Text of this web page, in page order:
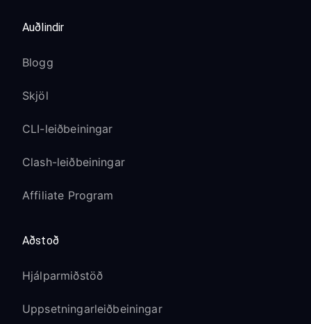
Auðlindir
Blogg
Skjöl
CLI-leiðbeiningar
Clash-leiðbeiningar
Affiliate Program
Aðstoð
Hjálparmiðstöð
Uppsetningarleiðbeiningar